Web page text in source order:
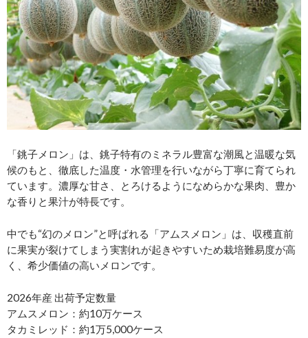
「銚子メロン」は、銚子特有のミネラル豊富な潮風と温暖な気
候のもと、徹底した温度・水管理を行いながら丁寧に育てられ
ています。濃厚な甘さ、とろけるようになめらかな果肉、豊か
な香りと果汁が特長です。
中でも“幻のメロン”と呼ばれる「アムスメロン」は、収穫直前
に果実が裂けてしまう実割れが起きやすいため栽培難易度が高
く、希少価値の高いメロンです。
2026年産 出荷予定数量
アムスメロン：約10万ケース
タカミレッド：約1万5,000ケース